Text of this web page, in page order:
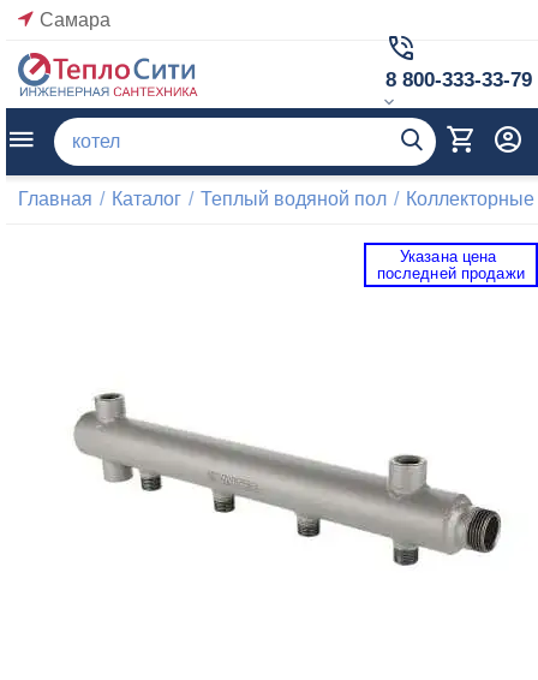
Самара
8 800-333-33-79
Главная / Каталог / Теплый водяной пол /
Указана цена
последней продажи